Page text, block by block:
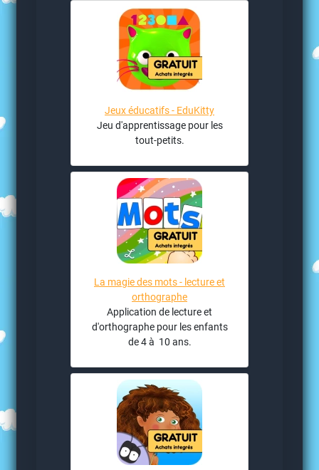
Jeux éducatifs - EduKitty
Jeu d'apprentissage pour les
tout-petits.
La magie des mots - lecture et
orthographe
Application de lecture et
d'orthographe pour les enfants
de 4 à 10 ans.